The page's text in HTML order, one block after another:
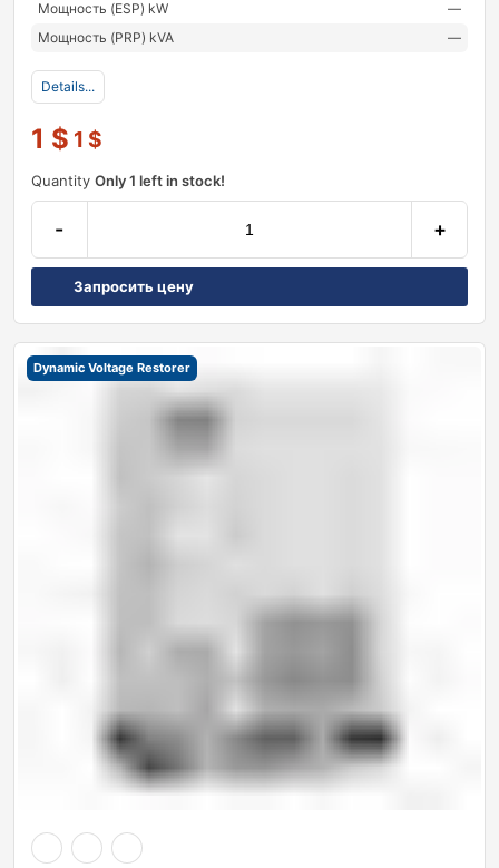
Мощность (ESP) kW
—
Мощность (PRP) kVA
—
Details...
1 $ 1 $
Quantity Only 1 left in stock!
- +
Запросить цену
Dynamic Voltage Restorer